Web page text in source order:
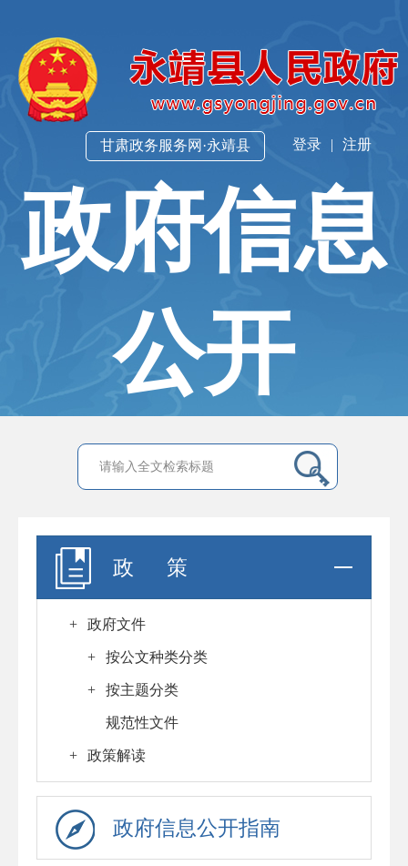
登录 | 注册
甘肃政务服务网·永靖县
政府信息
公开
政 策
+ 政府文件
+ 按公文种类分类
+ 按主题分类
规范性文件
+ 政策解读
政府信息公开指南